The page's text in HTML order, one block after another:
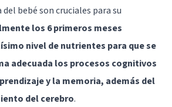
del bebé son cruciales para su
los 6 primeros meses
nivel de nutrientes para que se
adecuada los procesos cognitivos
y la memoria, además del
del cerebro.